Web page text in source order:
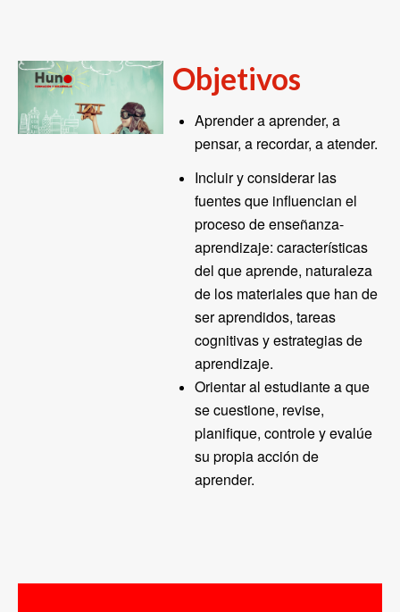
Objetivos
Aprender a aprender, a
pensar, a recordar, a atender.
Incluir y considerar las
fuentes que influencian el
proceso de enseñanza-
aprendizaje: características
del que aprende, naturaleza
de los materiales que han de
ser aprendidos, tareas
cognitivas y estrategias de
aprendizaje.
Orientar al estudiante a que
se cuestione, revise,
planifique, controle y evalúe
su propia acción de
aprender.